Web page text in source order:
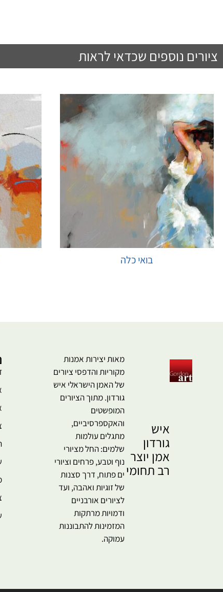
ציורים נוספים שכדאי לראות
בואי כלה
איש
גורדון
אמן יוצר
רב תחומי
מאות יצירות אמנות
מקוריות והדפסי ציורים
של האמן הישראלי איש
גורדון. מתוך הציורים
המופשטים
והאקספרסיביים,
מתגלים עולמות
שלמים: החל מציורי
נוף וטבע, פרחים וציורי
ים פתוח, דרך סצנות
של זוגיות ואהבה, ועד
לציורים אורבניים
ודמויות מרתקות
המזמינות להתבוננות
עמוקה.